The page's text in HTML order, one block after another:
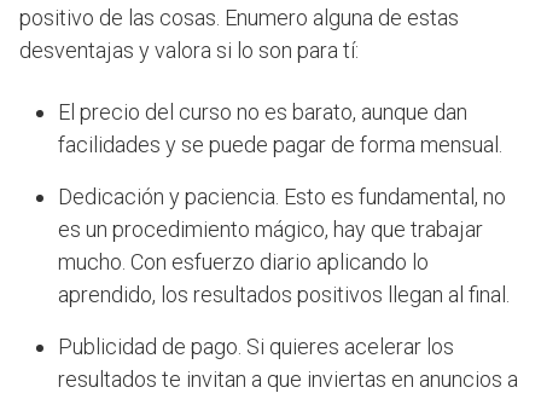
positivo de las cosas. Enumero alguna de estas
desventajas y valora si lo son para tí:
El precio del curso no es barato, aunque dan
facilidades y se puede pagar de forma mensual.
Dedicación y paciencia. Esto es fundamental, no
es un procedimiento mágico, hay que trabajar
mucho. Con esfuerzo diario aplicando lo
aprendido, los resultados positivos llegan al final.
Publicidad de pago. Si quieres acelerar los
resultados te invitan a que inviertas en anuncios a